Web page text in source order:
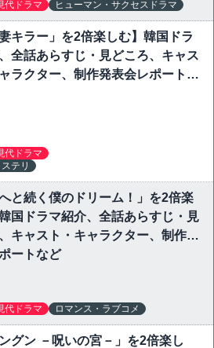
代ドラマ ヒューマン・サクセスドラマ
妻キラー」を2倍楽しむ】韓国ドラ
全話あらすじ・見どころ、キャス
ャラクター、制作発表会レポートな
代ドラマ
テリ
へと続く僕のドリーム！」を2倍楽
国ドラマ紹介、全話あらすじ・見
キャスト・キャラクター、制作発
ートなど
代ドラマ ロマンス・ラブコメ
ングン －呪いの宮－」を2倍楽し